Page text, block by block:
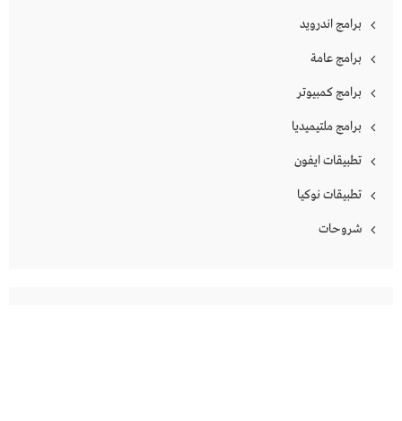
برامج اندرويد
برامج عامة
برامج كمبيوتر
برامج ملتيميديا
تطبيقات ايفون
تطبيقات نوكيا
شروحات